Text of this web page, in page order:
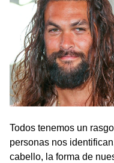
Todos tenemos un
personas nos
cabello, la forma de